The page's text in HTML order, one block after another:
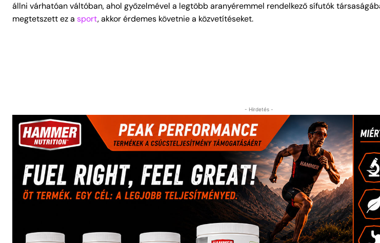
állni várhatóan váltóban, ahol győzelmével a legtöbb aranyéremmel rendelkező sífutók
megtetszett ez a sport, akkor érdemes követnie a közvetítéseket.
- Hirdetés -